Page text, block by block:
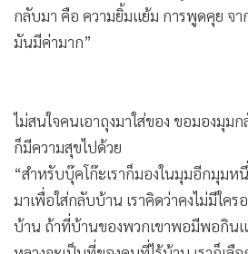
กลับมา คือ ความยิ้มแย้ม การพูดคุย จ
มันมีค่ามาก”
ไม่สนใจคนเอาถุงมาใส่ของ ขอมองมุม
ก็มีความสุขไปด้วย
“สำหรับบุ๊คโก๊ะเราก็มองในมุมอีกมุมห
มาเพื่อใส่กลับบ้าน เราคิดว่าคงไม่มีใค
บ้าน ถ้าที่บ้านของพวกเขาพอมีพอกิน